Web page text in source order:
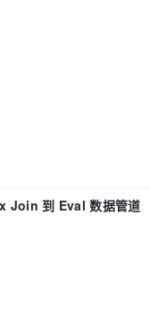
Join 到 Eval 数据管道